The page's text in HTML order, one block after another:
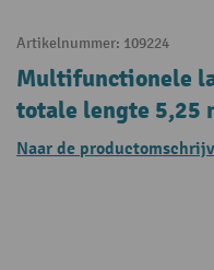
Artikelnummer: 109224
Multifunctionele
totale lengte 5,25
Naar de